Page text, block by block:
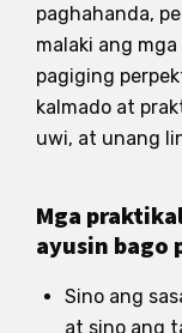
paghahanda,
malaki ang
pagiging
kalmado at
uwi, at unang
Mga
ayusin bago
Sino ang
at sino ang